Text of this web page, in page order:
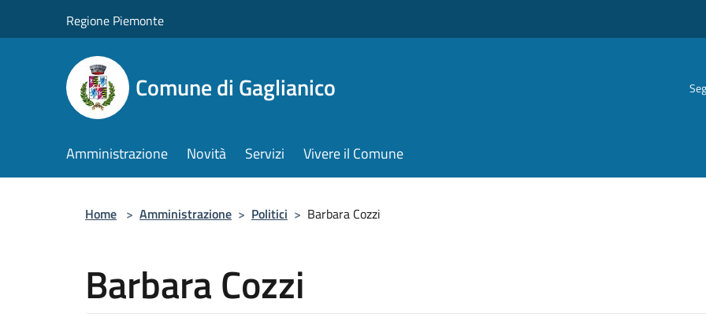
Regione Piemonte
Comune di Gaglianico
Amministrazione Novità Servizi Vivere il Comune
Home > Amministrazione > Politici > Barbara Cozzi
Barbara Cozzi